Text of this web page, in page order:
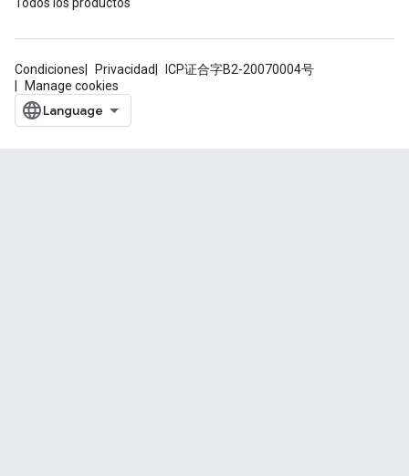
Condiciones Privacidad
ICP证合字B2-20070004号
Manage cookies